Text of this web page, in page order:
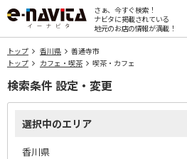
さぁ、今すぐ検索！
ナビタに掲載されている
地元のお店の情報が満載！
トップ 香川県
善通寺市
トップ
カフェ・喫茶 喫茶・カフェ
検索条件 設定・変更
選択中のエリア
香川県